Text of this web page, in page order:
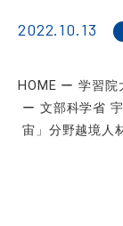
2022.10.13
HOME 学習院
文部科学省
宙」分野越境人